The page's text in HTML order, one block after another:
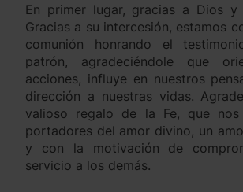
En primer lugar, gracias a Dios y
Gracias a su intercesión, estamos
comunión honrando el
patrón, agradeciéndole que
acciones, influye en nuestros
dirección a nuestras vidas.
valioso regalo de la Fe, que
portadores del amor divino, un
y con la motivación de
servicio a los demás.